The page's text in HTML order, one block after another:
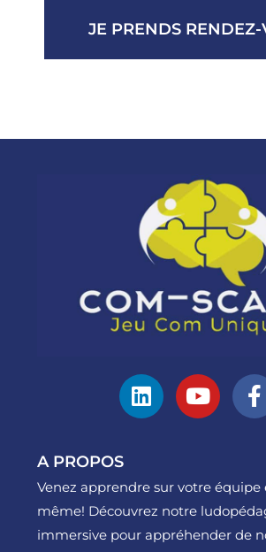
JE PRENDS RENDEZ-
A PROPOS
Venez apprendre sur votre équipe
même! Découvrez notre
immersive pour appréhender de